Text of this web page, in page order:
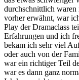
durchschnittlich waren
vorher erwähnt, war
Play der Dramaclass
Erfahrungen und ich
bekam ich sehr viel
oder auch von der
war ein richtiger Teil
war es dann ganz